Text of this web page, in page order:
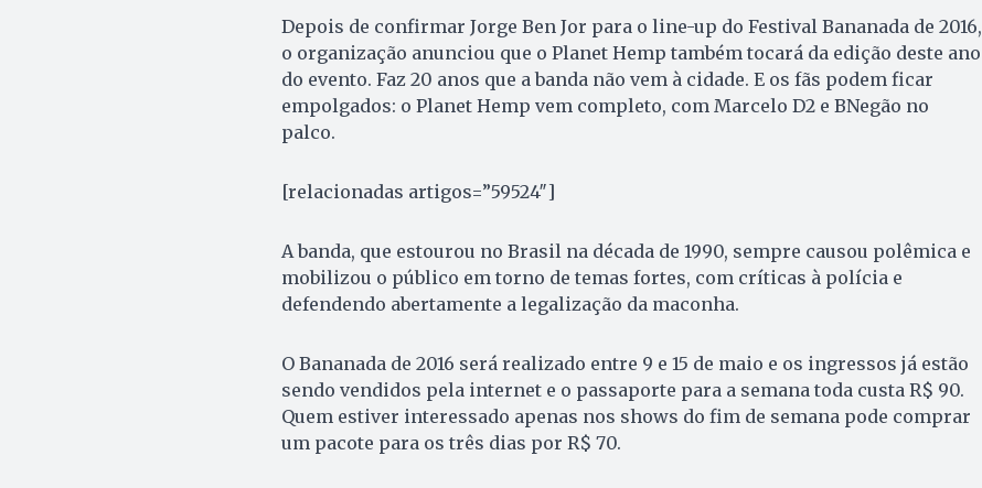
Depois de confirmar Jorge Ben Jor para o line-up do Festival Bananada de 2016,
o organização anunciou que o Planet Hemp também tocará da edição deste ano
do evento. Faz 20 anos que a banda não vem à cidade. E os fãs podem ficar
empolgados: o Planet Hemp vem completo, com Marcelo D2 e BNegão no
palco.
[relacionadas artigos=”59524″]
A banda, que estourou no Brasil na década de 1990, sempre causou polêmica e
mobilizou o público em torno de temas fortes, com críticas à polícia e
defendendo abertamente a legalização da maconha.
O Bananada de 2016 será realizado entre 9 e 15 de maio e os ingressos já estão
sendo vendidos pela internet e o passaporte para a semana toda custa R$ 90.
Quem estiver interessado apenas nos shows do fim de semana pode comprar
um pacote para os três dias por R$ 70.